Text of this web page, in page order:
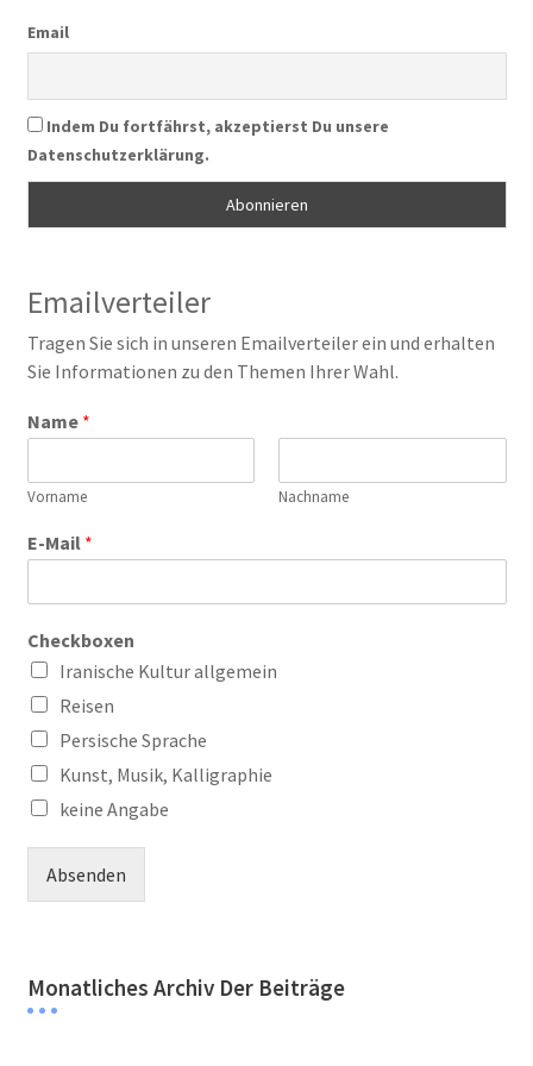
Email
Indem Du fortfährst, akzeptierst Du unsere
Datenschutzerklärung.
Emailverteiler
Tragen Sie sich in unseren Emailverteiler ein und erhalten
Sie Informationen zu den Themen Ihrer Wahl.
Name *
Vorname Nachname
E-Mail *
Checkboxen
Iranische Kultur allgemein
Reisen
Persische Sprache
Kunst, Musik, Kalligraphie
keine Angabe
Absenden
Monatliches Archiv Der Beiträge